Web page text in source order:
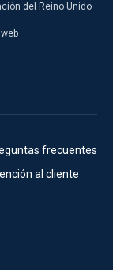
del Reino Unido
frecuentes
al cliente